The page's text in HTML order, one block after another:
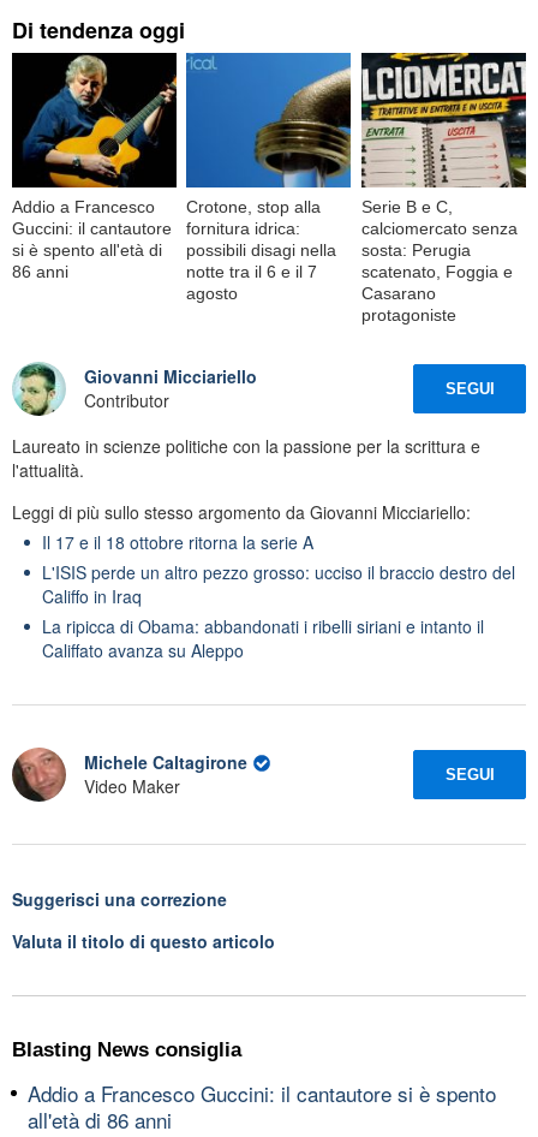
Di tendenza oggi
Addio a Francesco
Guccini: il cantautore
si è spento all'età di
86 anni
Crotone, stop alla
fornitura idrica:
possibili disagi nella
notte tra il 6 e il 7
agosto
Serie B e C,
calciomercato senza
sosta: Perugia
scatenato, Foggia e
Casarano
protagoniste
Giovanni Micciariello
Contributor
SEGUI
Laureato in scienze politiche con la passione per la scrittura e
l'attualità.
Leggi di più sullo stesso argomento da Giovanni Micciariello:
Il 17 e il 18 ottobre ritorna la serie A
L'ISIS perde un altro pezzo grosso: ucciso il braccio destro del
Califfo in Iraq
La ripicca di Obama: abbandonati i ribelli siriani e intanto il
Califfato avanza su Aleppo
Michele Caltagirone
Video Maker
SEGUI
Suggerisci una correzione
Valuta il titolo di questo articolo
Blasting News consiglia
Addio a Francesco Guccini: il cantautore si è spento
all'età di 86 anni